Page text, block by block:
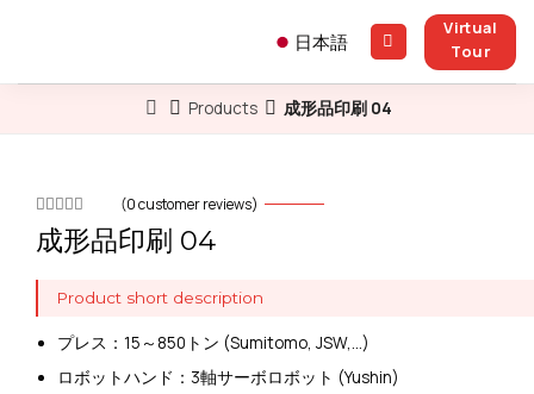
日本語
Virtual
Tour
Products 成形品印刷 04
(0customer reviews)
成形品印刷 04
Product short description
プレス：15～850トン (Sumitomo, JSW,…)
ロボットハンド：3軸サーボロボット (Yushin)